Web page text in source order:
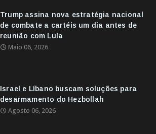
Trump assina nova estratégia nacional
de combate a cartéis um dia antes de
reunião com Lula
Maio 06, 2026
Israel e Líbano buscam soluções para
desarmamento do Hezbollah
Agosto 06, 2026